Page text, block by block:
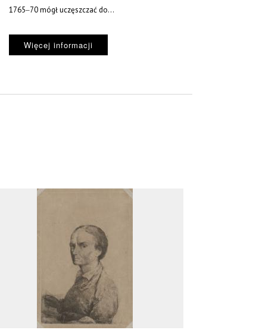
1765‒70 mógł uczęszczać do...
Więcej informacji